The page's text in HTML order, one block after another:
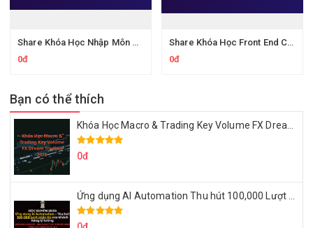
Share Khóa Học Nhập Môn Ux Design Của Telos
0đ
Share Khóa Học Front End Cho Ui Ux Design Của Telos
0đ
Bạn có thể thích
0đ